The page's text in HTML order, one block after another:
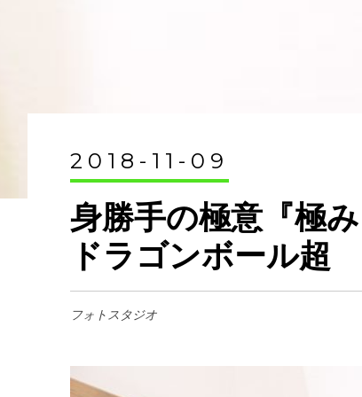
2018-11-09
身勝手の極意『極
ドラゴンボール超
フォトスタジオ